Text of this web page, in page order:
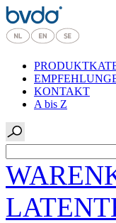
KONTAKT
A bis Z